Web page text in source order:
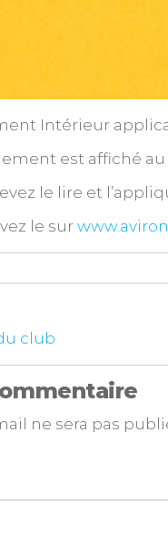
Intérieur
est affiché au
le lire et
le sur
club
ne sera pas